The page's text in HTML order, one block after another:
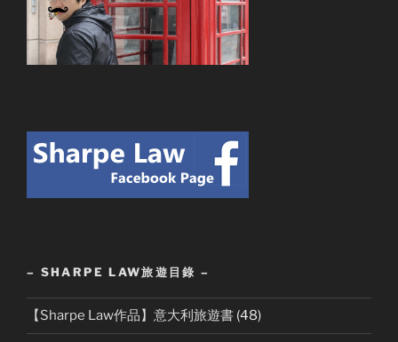
– SHARPE LAW旅遊目錄 –
【Sharpe Law作品】意大利旅遊書 (48)